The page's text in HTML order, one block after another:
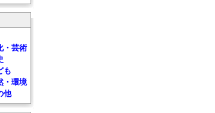
・芸術
も
・環境
他